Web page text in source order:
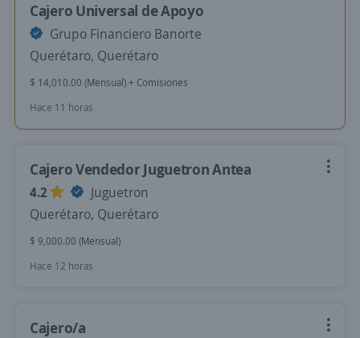
Cajero Universal de Apoyo
Grupo Financiero Banorte
Querétaro, Querétaro
$ 14,010.00 (Mensual) + Comisiones
Hace 11 horas
Cajero Vendedor Juguetron Antea
4.2
Juguetron
Querétaro, Querétaro
$ 9,000.00 (Mensual)
Hace 12 horas
Cajero/a